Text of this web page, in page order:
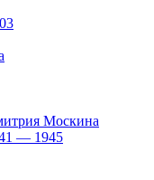
Москина
— 1945